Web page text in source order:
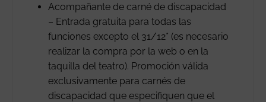
Acompañante de carné de discapacidad
– Entrada gratuita para todas las
funciones excepto el 31/12* (es necesario
realizar la compra por la web o en la
taquilla del teatro). Promoción válida
exclusivamente para carnés de
discapacidad que especifiquen que el